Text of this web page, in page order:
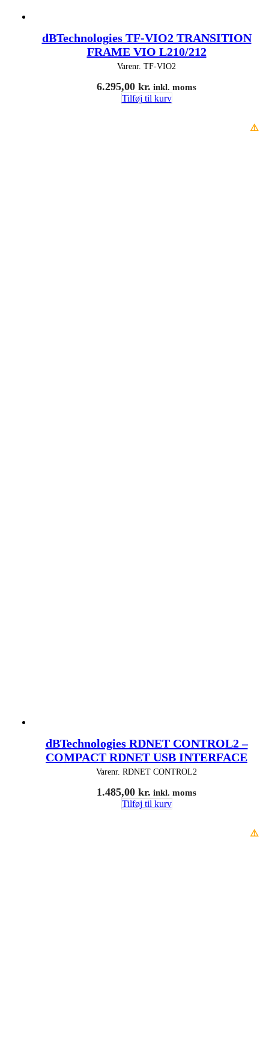
dBTechnologies TF-VIO2 TRANSITION
FRAME VIO L210/212
Varenr. TF-VIO2
6.295,00 kr. inkl. moms
Tilføj til kurv
⚠️
dBTechnologies RDNET CONTROL2 –
COMPACT RDNET USB INTERFACE
Varenr. RDNET CONTROL2
1.485,00 kr. inkl. moms
Tilføj til kurv
⚠️